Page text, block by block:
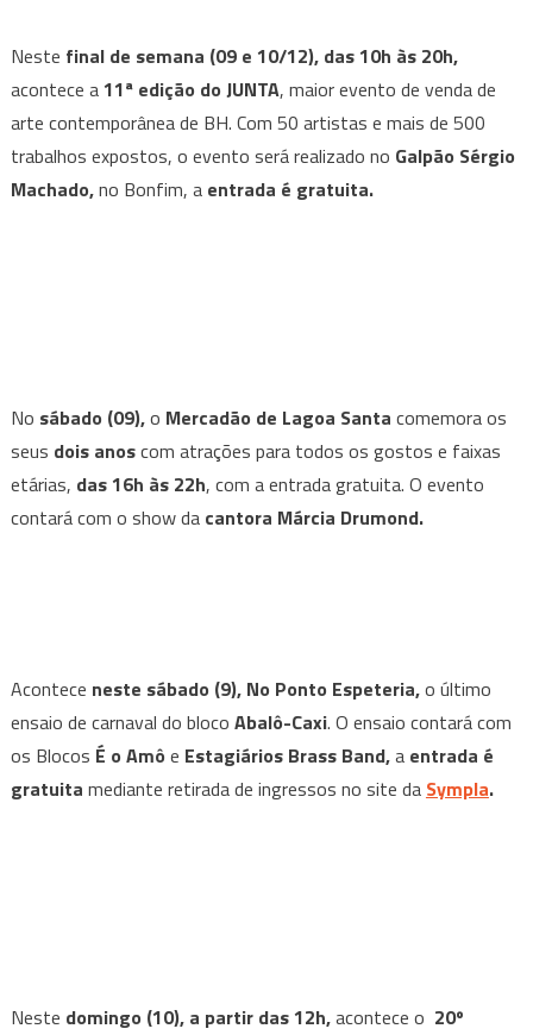
Neste final de semana (09 e 10/12), das 10h às 20h,
acontece a 11ª edição do JUNTA, maior evento de venda de
arte contemporânea de BH. Com 50 artistas e mais de 500
trabalhos expostos, o evento será realizado no Galpão Sérgio
Machado,no Bonfim, a entrada é gratuita.
No sábado (09),o Mercadão de Lagoa Santa comemora os
seus dois anoscom atrações para todos os gostos e faixas
etárias, das 16h às 22h, com a entrada gratuita. O evento
contará com o show da cantora Márcia Drumond.
Acontece neste sábado (9), No Ponto Espeteria,o último
ensaio de carnaval do bloco Abalô-Caxi. O ensaio contará com
os Blocos É o Amô e Estagiários Brass Band,a entrada é
gratuita mediante retirada de ingressos no site da Sympla.
Neste domingo (10), a partir das 12h,acontece o 20º